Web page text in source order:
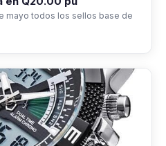
mayo todos los sellos base de